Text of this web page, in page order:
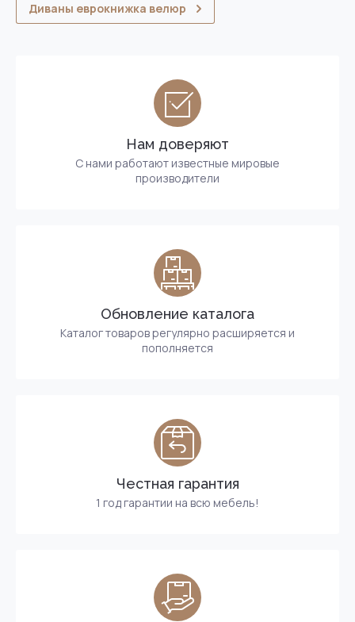
Диваны еврокнижка велюр
Нам доверяют
С нами работают известные мировые
производители
Обновление каталога
Каталог товаров регулярно расширяется и
пополняется
Честная гарантия
1 год гарантии на всю мебель!